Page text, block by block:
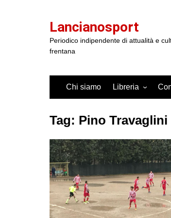
Lancianosport
Periodico indipendente di attualità e
frentana
Chi siamo Libreria
Tag: Pino Travaglini